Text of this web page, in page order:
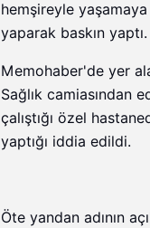
hemşireyle
yaparak baskın yaptı.
Memohaber'de yer
Sağlık camiasından
çalıştığı özel
yaptığı iddia edildi.
Öte yandan adının